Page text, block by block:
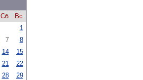
Сб
Вс
1
7
8
14
15
21
22
28
29